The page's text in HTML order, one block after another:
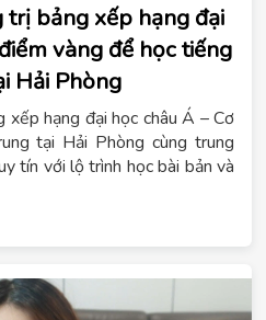
bảng xếp hạng đại
vàng để học tiếng
Hải Phòng
hạng đại học châu Á – Cơ
tại Hải Phòng cùng trung
tín với lộ trình học bài bản và